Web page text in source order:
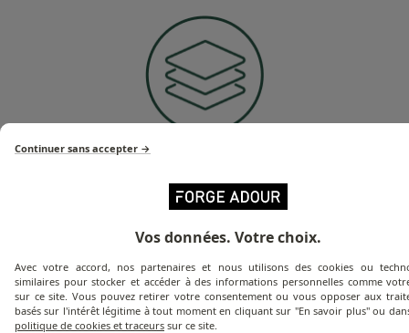
Revêtement 3 couches
Continuer sans accepter →
Vos données. Votre choix.
Avec votre accord, nos partenaires et nous utilisons des cookies ou
similaires pour stocker et accéder à des informations personnelles comme
sur ce site. Vous pouvez retirer votre consentement ou vous opposer aux
basés sur l'intérêt légitime à tout moment en cliquant sur "En savoir plus" ou
politique de cookies et traceurs sur ce site.